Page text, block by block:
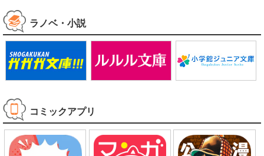
ラノベ・小説
コミックアプリ